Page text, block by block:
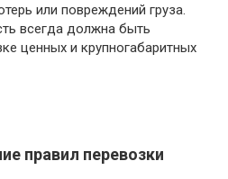
или повреждений груза.
всегда должна быть
ценных и крупногабаритных
правил перевозки